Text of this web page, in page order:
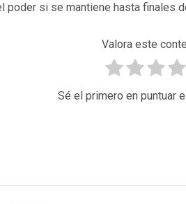
poder si se mantiene hasta finales
Valora este
Sé el primero en puntuar